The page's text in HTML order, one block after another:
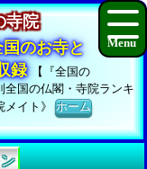
の寺院
国のお寺と
録
【『全国の
国の仏閣・寺院ランキ
メイト》ホーム